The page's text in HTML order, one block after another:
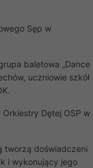
Sęp w
baletowa „Dance
uczniowie szkół
Dętej OSP w
tworzą doświadczeni
i wykonujący jego